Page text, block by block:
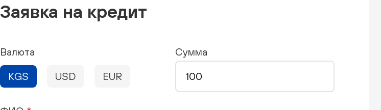
Заявка на кредит
Валюта
KGS USD EUR
Сумма